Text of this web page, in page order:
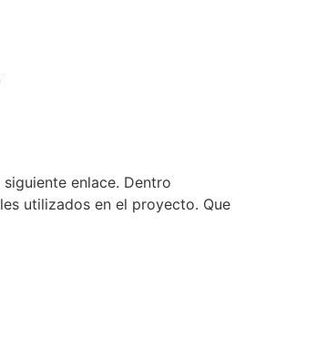
enlace. Dentro
utilizados en el proyecto. Que